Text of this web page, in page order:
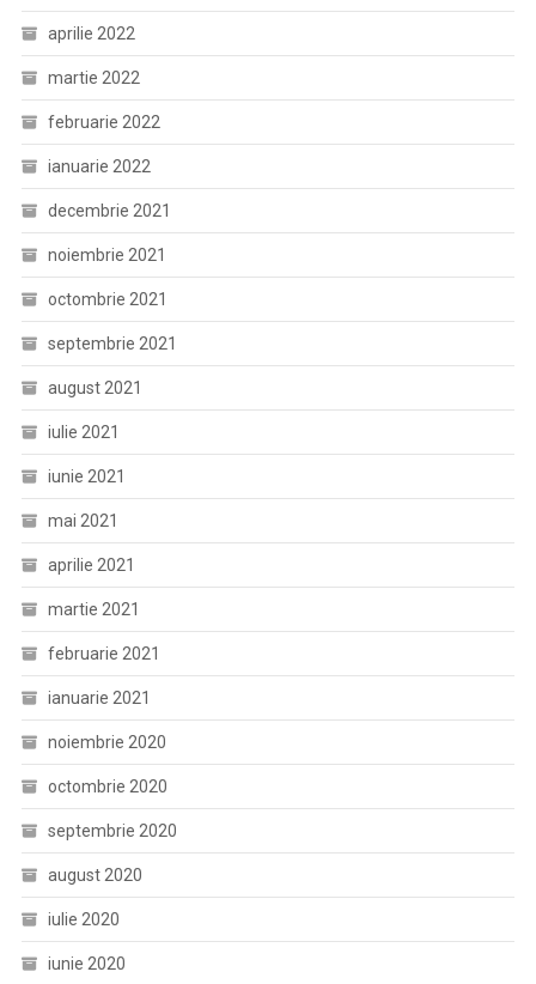
aprilie 2022
martie 2022
februarie 2022
ianuarie 2022
decembrie 2021
noiembrie 2021
octombrie 2021
septembrie 2021
august 2021
iulie 2021
iunie 2021
mai 2021
aprilie 2021
martie 2021
februarie 2021
ianuarie 2021
noiembrie 2020
octombrie 2020
septembrie 2020
august 2020
iulie 2020
iunie 2020